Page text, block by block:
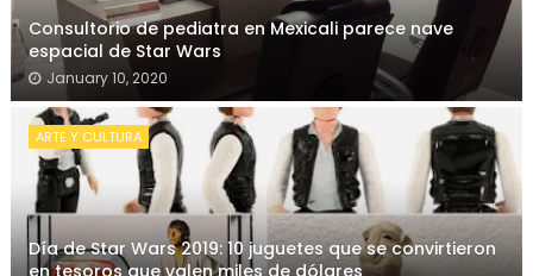
Consultorio de pediatra en Mexicali parece nave
espacial de Star Wars
January 10, 2020
ARTE Y CULTURA
Día de Star Wars 2019: 10 juguetes que se convirtieron
en tesoros que valen miles de dólares